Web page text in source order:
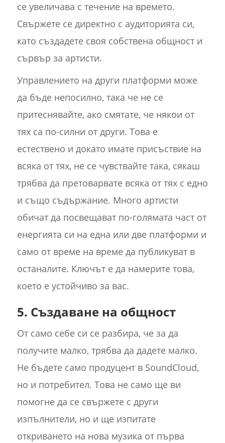
се увеличава с течение на времето.
Свържете се директно с аудиторията си,
като създадете своя собствена общност и
сървър за артисти.
Управлението на други платформи може
да бъде непосилно, така че не се
притеснявайте, ако смятате, че някои от
тях са по-силни от други. Това е
естествено и докато имате присъствие на
всяка от тях, не се чувствайте така, сякаш
трябва да претоварвате всяка от тях с едно
и също съдържание. Много артисти
обичат да посвещават по-голямата част от
енергията си на една или две платформи и
само от време на време да публикуват в
останалите. Ключът е да намерите това,
което е устойчиво за вас.
5. Създаване на общност
От само себе си се разбира, че за да
получите малко, трябва да дадете малко.
Не бъдете само продуцент в SoundCloud,
но и потребител. Това не само ще ви
помогне да се свържете с други
изпълнители, но и ще изпитате
откриването на нова музика от първа